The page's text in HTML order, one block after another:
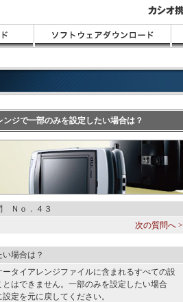
で一部のみを設定したい場合は？
ｏ．４３
次の質問へ >
場合は？
タイアレンジファイルに含まれるすべての設
はできません。一部のみを設定したい場合
定を元に戻してください。